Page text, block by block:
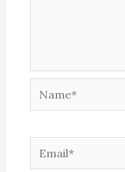
Name*
Email*